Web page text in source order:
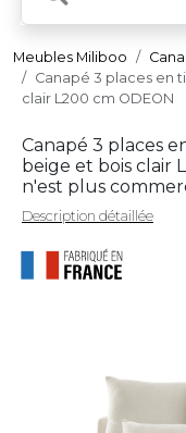
Meubles Miliboo
Canapé 3 places en
clair L200 cm ODEON
Canapé 3 places
beige et bois clair
n'est plus
Description détaillée